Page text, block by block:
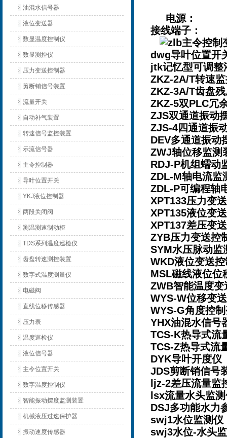
油混水信号器
液位变送器
数显温度控制仪
数显测控仪
压力变送控制器
剪断销信号装置
流量开关
自动补气装置
转速信号监控装置
示流信号器
主令控制器
导叶位置开关
YKJ液位控制器
两段关闭阀
测温测速制动柜
TDS系列温度巡检仪
齿盘转速测控装置
数字式温度测量仪
电磁阀
直线位移传感器
压力表
温度巡检仪
液位信号器
主令位置开关
数字温度控制仪
智能振动摆度监测装置
机械液压过速保护器
振动速度传感器
电源：
接线端子：
zlb主令控
dwg导叶位置
jtk记忆型可调
ZKZ-2A/T转速
ZKZ-3A/T齿盘
ZKZ-5双PLC冗
ZJS双通道振
ZJS-4四通道振
DEV多通道振
ZWJ轴位移监测
RDJ-P机组蠕
ZDL-M轴电流
ZDL-P可编程轴
XPT133压力变
XPT135液位变
XPT137差压变
ZYB压力变送
SYM水压脉动
WKD液位变送
MSL磁线液位
ZWB智能温度
WYS-W位移变
WYS-G角度控
YHX油混水信
TCS-K热导式
TCS-Z热导式
DYK导叶开度仪
JDS剪断销信
ljz-2差压流量
lsx流量水头监
DSJ多功能水
swj1水位监测仪
swj3水位-水头